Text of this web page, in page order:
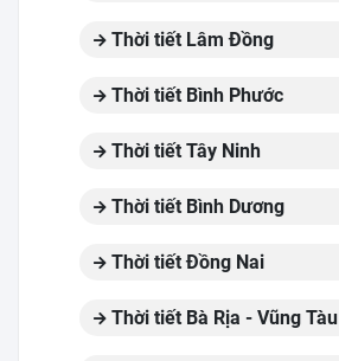
Thời tiết Lâm Đồng
Thời tiết Bình Phước
Thời tiết Tây Ninh
Thời tiết Bình Dương
Thời tiết Đồng Nai
Thời tiết Bà Rịa - Vũng Tàu